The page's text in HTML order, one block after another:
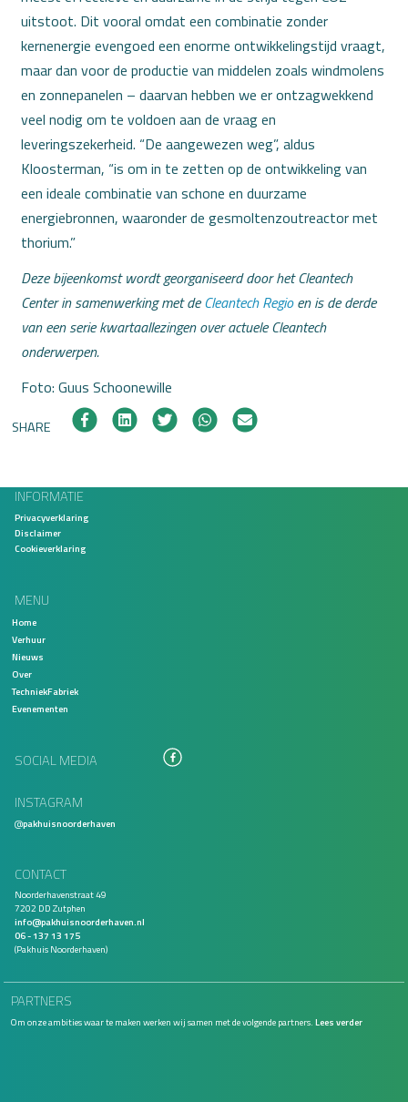
uitstoot. Dit vooral omdat een combinatie zonder
kernenergie evengoed een enorme ontwikkelingstijd vraagt,
maar dan voor de productie van middelen zoals windmolens
en zonnepanelen – daarvan hebben we er ontzagwekkend
veel nodig om te voldoen aan de vraag en
leveringszekerheid. “De aangewezen weg”, aldus
Kloosterman, “is om in te zetten op de ontwikkeling van
een ideale combinatie van schone en duurzame
energiebronnen, waaronder de gesmoltenzoutreactor met
thorium.”
Deze bijeenkomst wordt georganiseerd door het Cleantech
Center in samenwerking met deCleantech Regioen is de derde
van een serie kwartaallezingen over actuele Cleantech
onderwerpen.
Foto: Guus Schoonewille
SHARE
INFORMATIE
Privacyverklaring
Disclaimer
Cookieverklaring
MENU
Home
Verhuur
Nieuws
Over
TechniekFabriek
Evenementen
SOCIAL MEDIA
INSTAGRAM
@pakhuisnoorderhaven
CONTACT
Noorderhavenstraat 49
7202 DD Zutphen
info@pakhuisnoorderhaven.nl
06 - 137 13 175
(Pakhuis Noorderhaven)
PARTNERS
Om onze ambities waar te maken werken wij samen met de volgende partners.Lees verder